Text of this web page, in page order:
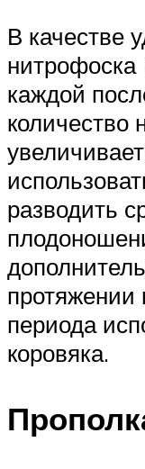
В качестве
нитрофоска
каждой
количество
разводить
протяжении
периода
коровяка.